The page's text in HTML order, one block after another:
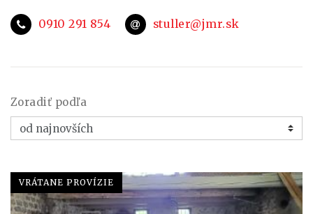
0910 291 854 stuller@jmr.sk
Zoradiť podľa
VRÁTANE PROVÍZIE